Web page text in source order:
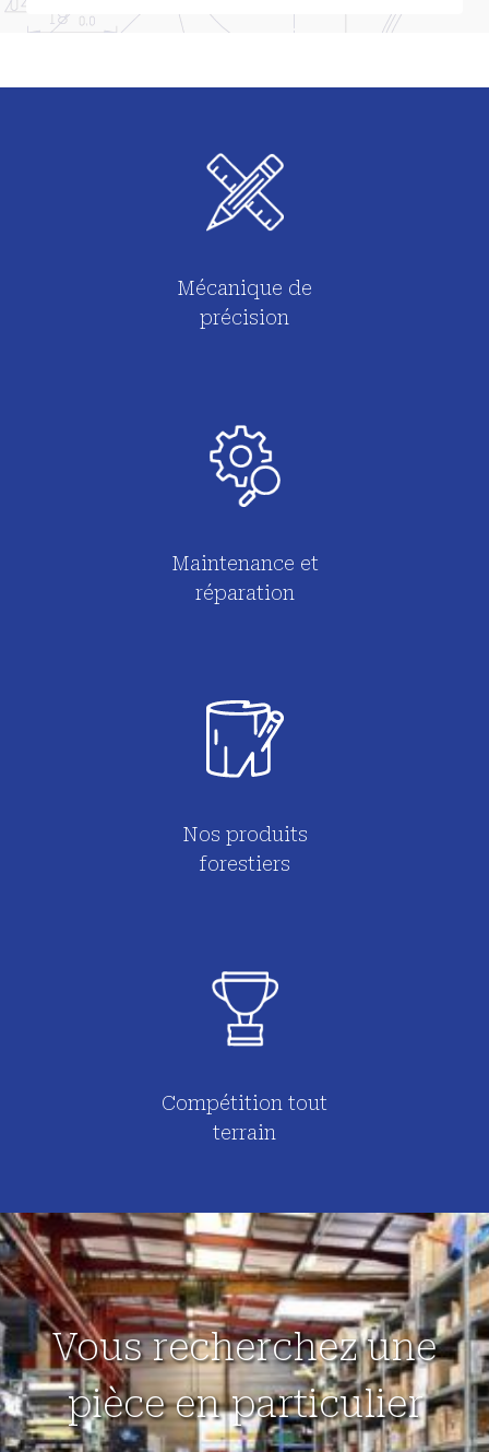
Mécanique de
précision
Maintenance et
réparation
Nos produits
forestiers
Compétition tout
terrain
Vous recherchez une
pièce en particulier